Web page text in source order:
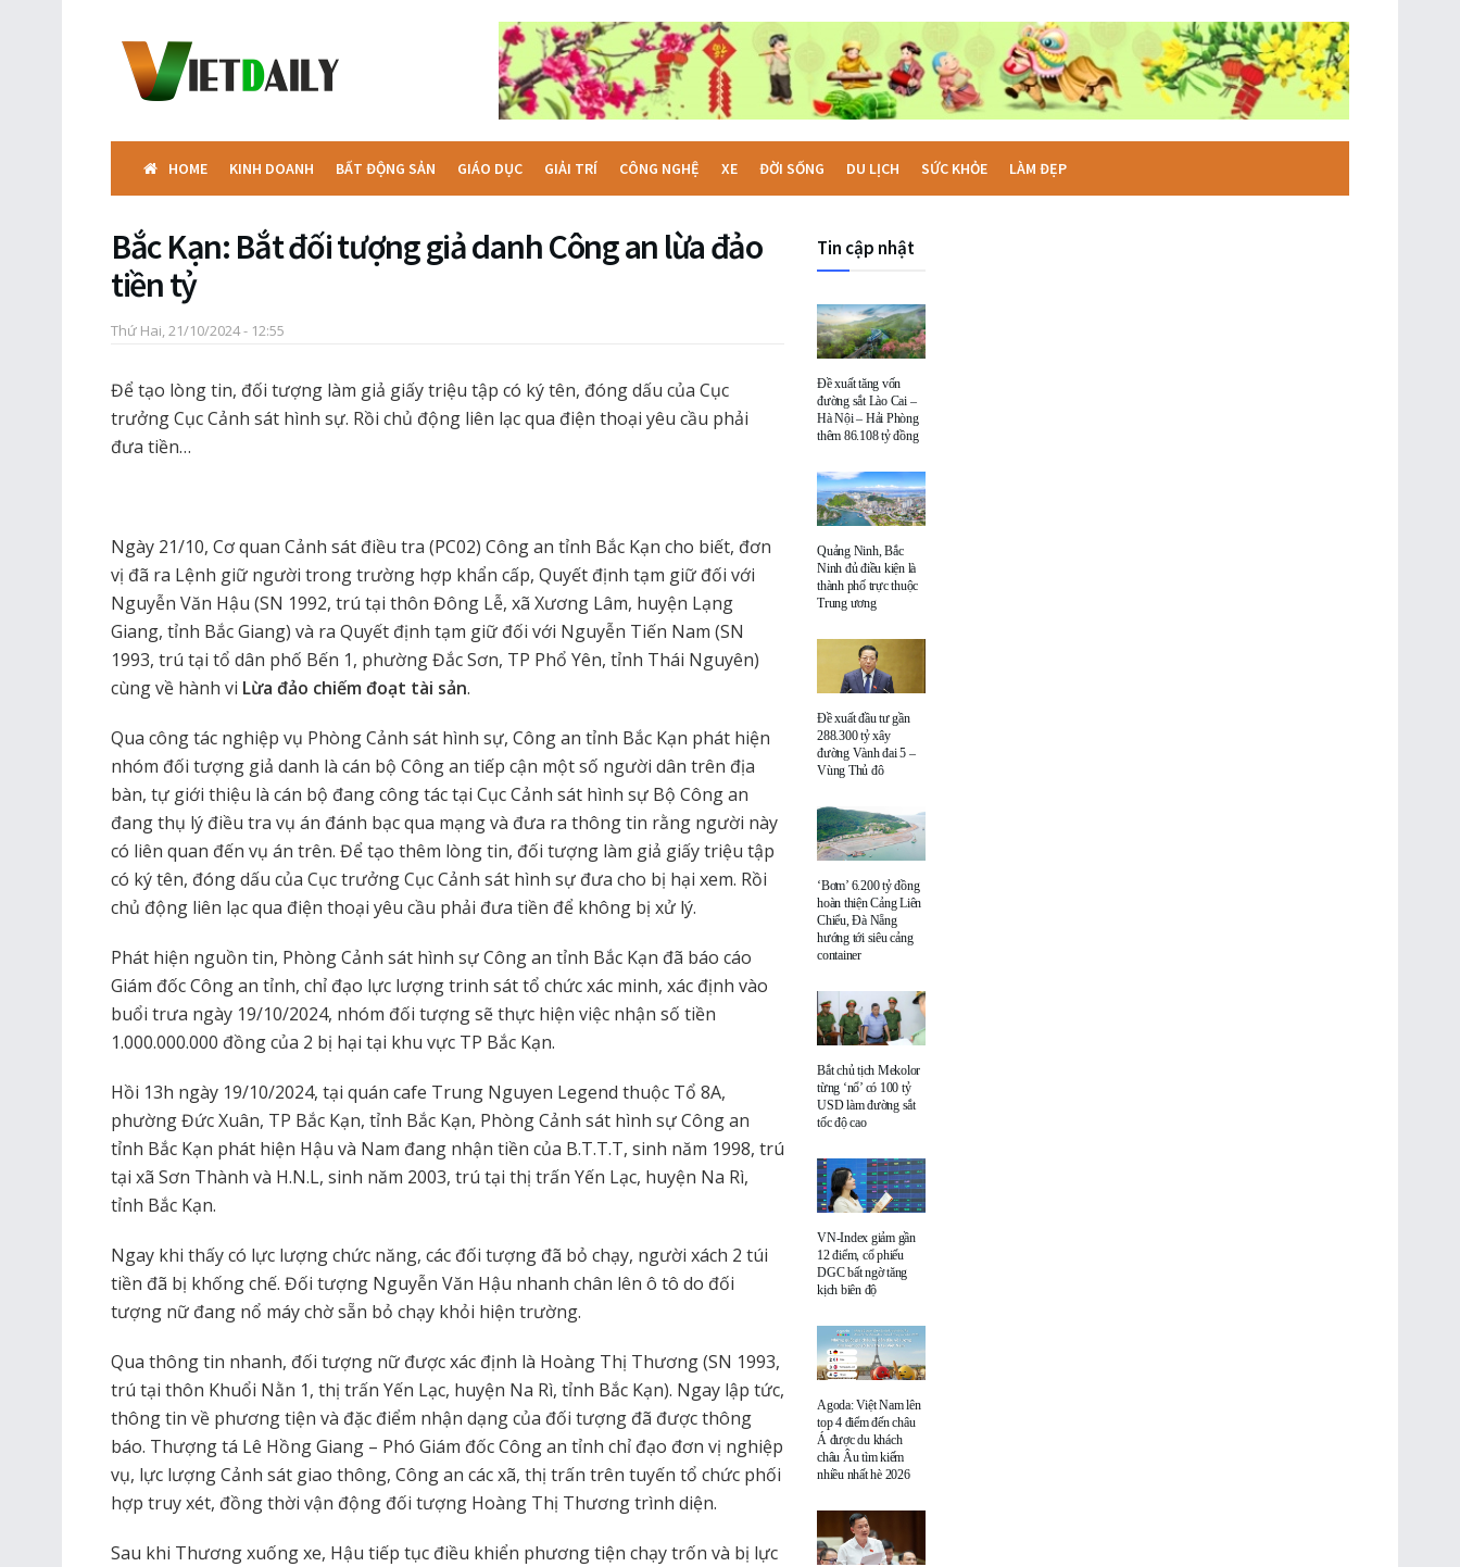
HOME KINH DOANH BẤT ĐỘNG SẢN GIÁO DỤC GIẢI TRÍ CÔNG NGHỆ XE ĐỜI SỐNG DU LỊCH SỨC KHỎE LÀM ĐẸP
Bắc Kạn: Bắt đối tượng giả danh Công an lừa đảo
tiền tỷ
Thứ Hai, 21/10/2024 - 12:55
Để tạo lòng tin, đối tượng làm giả giấy triệu tập có ký tên, đóng dấu của Cục
trưởng Cục Cảnh sát hình sự. Rồi chủ động liên lạc qua điện thoại yêu cầu phải
đưa tiền…
Ngày 21/10, Cơ quan Cảnh sát điều tra (PC02) Công an tỉnh Bắc Kạn cho biết, đơn
vị đã ra Lệnh giữ người trong trường hợp khẩn cấp, Quyết định tạm giữ đối với
Nguyễn Văn Hậu (SN 1992, trú tại thôn Đông Lễ, xã Xương Lâm, huyện Lạng
Giang, tỉnh Bắc Giang) và ra Quyết định tạm giữ đối với Nguyễn Tiến Nam (SN
1993, trú tại tổ dân phố Bến 1, phường Đắc Sơn, TP Phổ Yên, tỉnh Thái Nguyên)
cùng về hành vi Lừa đảo chiếm đoạt tài sản.
Qua công tác nghiệp vụ Phòng Cảnh sát hình sự, Công an tỉnh Bắc Kạn phát hiện
nhóm đối tượng giả danh là cán bộ Công an tiếp cận một số người dân trên địa
bàn, tự giới thiệu là cán bộ đang công tác tại Cục Cảnh sát hình sự Bộ Công an
đang thụ lý điều tra vụ án đánh bạc qua mạng và đưa ra thông tin rằng người này
có liên quan đến vụ án trên. Để tạo thêm lòng tin, đối tượng làm giả giấy triệu tập
có ký tên, đóng dấu của Cục trưởng Cục Cảnh sát hình sự đưa cho bị hại xem. Rồi
chủ động liên lạc qua điện thoại yêu cầu phải đưa tiền để không bị xử lý.
Phát hiện nguồn tin, Phòng Cảnh sát hình sự Công an tỉnh Bắc Kạn đã báo cáo
Giám đốc Công an tỉnh, chỉ đạo lực lượng trinh sát tổ chức xác minh, xác định vào
buổi trưa ngày 19/10/2024, nhóm đối tượng sẽ thực hiện việc nhận số tiền
1.000.000.000 đồng của 2 bị hại tại khu vực TP Bắc Kạn.
Hồi 13h ngày 19/10/2024, tại quán cafe Trung Nguyen Legend thuộc Tổ 8A,
phường Đức Xuân, TP Bắc Kạn, tỉnh Bắc Kạn, Phòng Cảnh sát hình sự Công an
tỉnh Bắc Kạn phát hiện Hậu và Nam đang nhận tiền của B.T.T.T, sinh năm 1998, trú
tại xã Sơn Thành và H.N.L, sinh năm 2003, trú tại thị trấn Yến Lạc, huyện Na Rì,
tỉnh Bắc Kạn.
Ngay khi thấy có lực lượng chức năng, các đối tượng đã bỏ chạy, người xách 2 túi
tiền đã bị khống chế. Đối tượng Nguyễn Văn Hậu nhanh chân lên ô tô do đối
tượng nữ đang nổ máy chờ sẵn bỏ chạy khỏi hiện trường.
Qua thông tin nhanh, đối tượng nữ được xác định là Hoàng Thị Thương (SN 1993,
trú tại thôn Khuổi Nằn 1, thị trấn Yến Lạc, huyện Na Rì, tỉnh Bắc Kạn). Ngay lập tức,
thông tin về phương tiện và đặc điểm nhận dạng của đối tượng đã được thông
báo. Thượng tá Lê Hồng Giang – Phó Giám đốc Công an tỉnh chỉ đạo đơn vị nghiệp
vụ, lực lượng Cảnh sát giao thông, Công an các xã, thị trấn trên tuyến tổ chức phối
hợp truy xét, đồng thời vận động đối tượng Hoàng Thị Thương trình diện.
Sau khi Thương xuống xe, Hậu tiếp tục điều khiển phương tiện chạy trốn và bị lực
Tin cập nhật
Đề xuất tăng vốn
đường sắt Lào Cai –
Hà Nội – Hải Phòng
thêm 86.108 tỷ đồng
Quảng Ninh, Bắc
Ninh đủ điều kiện là
thành phố trực thuộc
Trung ương
Đề xuất đầu tư gần
288.300 tỷ xây
đường Vành đai 5 –
Vùng Thủ đô
‘Bơm’ 6.200 tỷ đồng
hoàn thiện Cảng Liên
Chiểu, Đà Nẵng
hướng tới siêu cảng
container
Bắt chủ tịch Mekolor
từng ‘nổ’ có 100 tỷ
USD làm đường sắt
tốc độ cao
VN-Index giảm gần
12 điểm, cổ phiếu
DGC bất ngờ tăng
kịch biên độ
Agoda: Việt Nam lên
top 4 điểm đến châu
Á được du khách
châu Âu tìm kiếm
nhiều nhất hè 2026